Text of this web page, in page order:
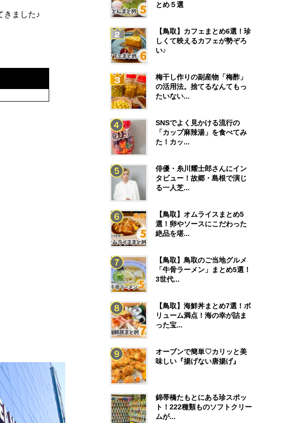
きました♪
とめ５選
【鳥取】カフェまとめ6選！珍
しくて映えるカフェが勢ぞろ
い♪
梅干し作りの副産物「梅酢」
の活用法。捨てるなんてもっ
たいない...
SNSでよく見かける流行の
「カップ麻辣湯」を食べてみ
た！カッ...
俳優・糸川耀士郎さんにイン
タビュー！故郷・島根で演じ
る一人芝...
【鳥取】オムライスまとめ5
選！卵やソースにこだわった
絶品を堪...
【鳥取】鳥取のご当地グルメ
「牛骨ラーメン」まとめ5選！
3世代...
【鳥取】海鮮丼まとめ7選！ボ
リューム満点！海の幸が詰ま
った宝...
オーブンで簡単♡カリッと美
味しい『揚げない唐揚げ』
錦帯橋たもとにある珍スポッ
ト！222種類ものソフトクリー
ムが...